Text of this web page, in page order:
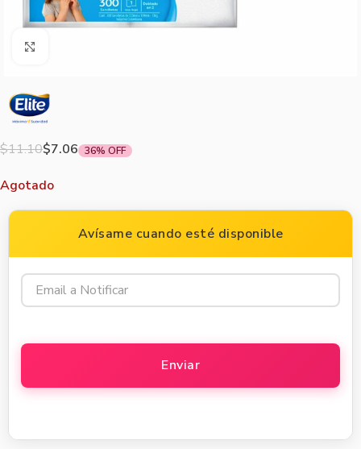
$11.10$7.06 36% OFF
Agotado
Avísame cuando esté disponible